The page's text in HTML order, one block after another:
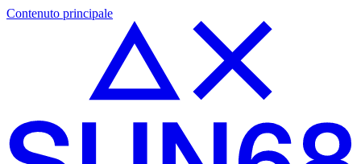
Contenuto principale